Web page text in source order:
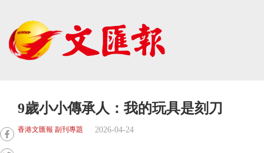
9歲小小傳承人：我的玩具是刻刀
香港文匯報 副刊專題 2026-04-24